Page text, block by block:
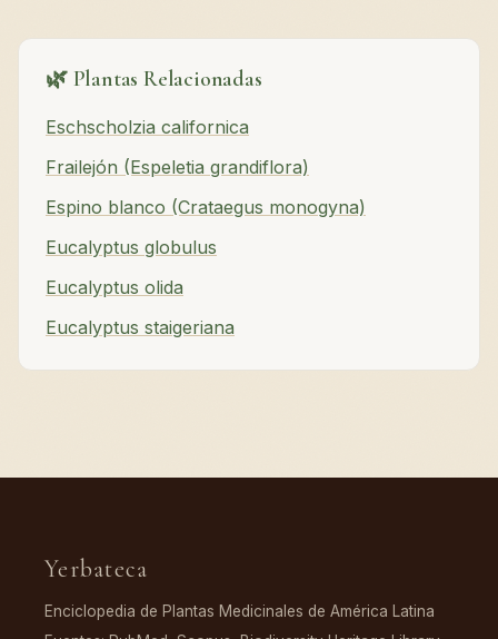
🌿 Plantas Relacionadas
Eschscholzia californica
Frailejón (Espeletia grandiflora)
Espino blanco (Crataegus monogyna)
Eucalyptus globulus
Eucalyptus olida
Eucalyptus staigeriana
Yerbateca
Enciclopedia de Plantas Medicinales de América Latina